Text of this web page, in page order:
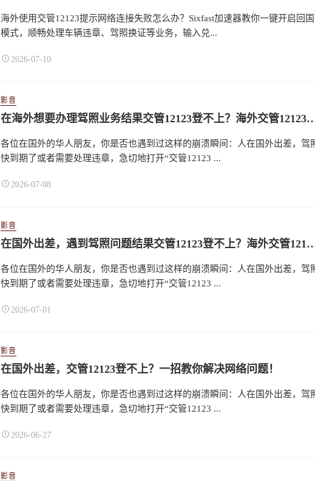
海外使用交管12123提示网络连接失败怎么办？Sixfast加速器教你一键开启回国
模式，顺畅处理车辆违章、驾照换证等业务，输入兑...
2026-07-10
影音
在海外想要办理驾照业务结果交管12123登不上？海外交管12123提示网
各位在国外的华人朋友，你是否也遇到过这样的崩溃瞬间：人在国外出差，驾
快到期了或者需要处理违章，急切地打开“交管12123 ...
2026-07-08
影音
在国外出差，遇到驾照问题结果交管12123登不上？海外交管12123提
各位在国外的华人朋友，你是否也遇到过这样的崩溃瞬间：人在国外出差，驾
快到期了或者需要处理违章，急切地打开“交管12123 ...
2026-07-01
影音
在国外出差，交管12123登不上？一招教你解决网络问题！
各位在国外的华人朋友，你是否也遇到过这样的崩溃瞬间：人在国外出差，驾
快到期了或者需要处理违章，急切地打开“交管12123 ...
2026-06-27
影音